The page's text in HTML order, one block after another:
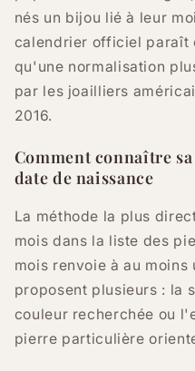
nés un bijou lié à leur
calendrier officiel paraît
qu'une normalisation
par les joailliers
2016.
Comment connaître
date de naissance
La méthode la plus
mois dans la liste des
mois renvoie à au moins
proposent plusieurs : la
couleur recherchée ou
pierre particulière